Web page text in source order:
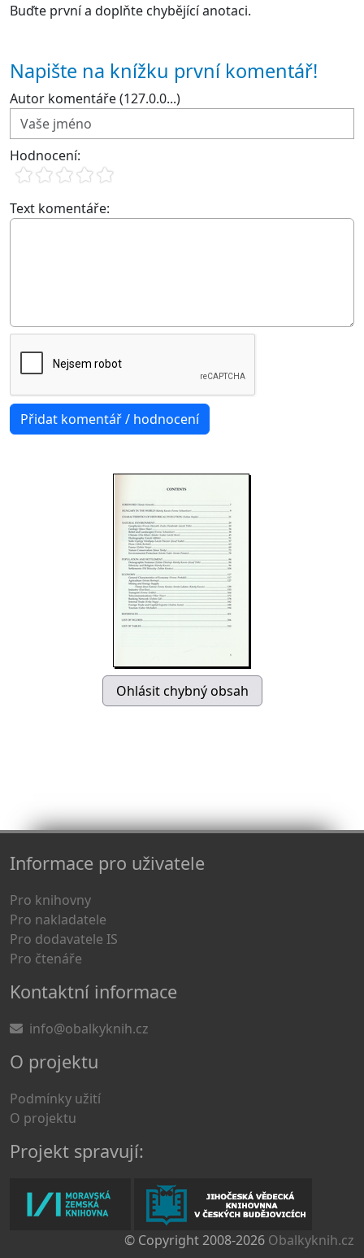
Buďte první a doplňte chybějící anotaci.
Napište na knížku první komentář!
Autor komentáře (127.0.0...)
Hodnocení:
Text komentáře:
Informace pro uživatele
Pro knihovny
Pro nakladatele
Pro dodavatele IS
Pro čtenáře
Kontaktní informace
info@obalkyknih.cz
O projektu
Podmínky užití
O projektu
Projekt spravují:
© Copyright 2008-2026 Obalkyknih.cz